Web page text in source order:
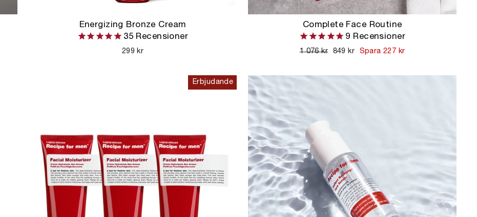
Energizing Bronze Cream
35Recensioner
299 kr
Complete Face Routine
9 Recensioner
Ordinarie
1 076 kr Kampanjpris
849 kr Spara 227 kr
Erbjudande